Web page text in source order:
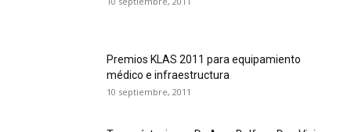
Premios KLAS 2011 para equipamiento
médico e infraestructura
10 septiembre, 2011